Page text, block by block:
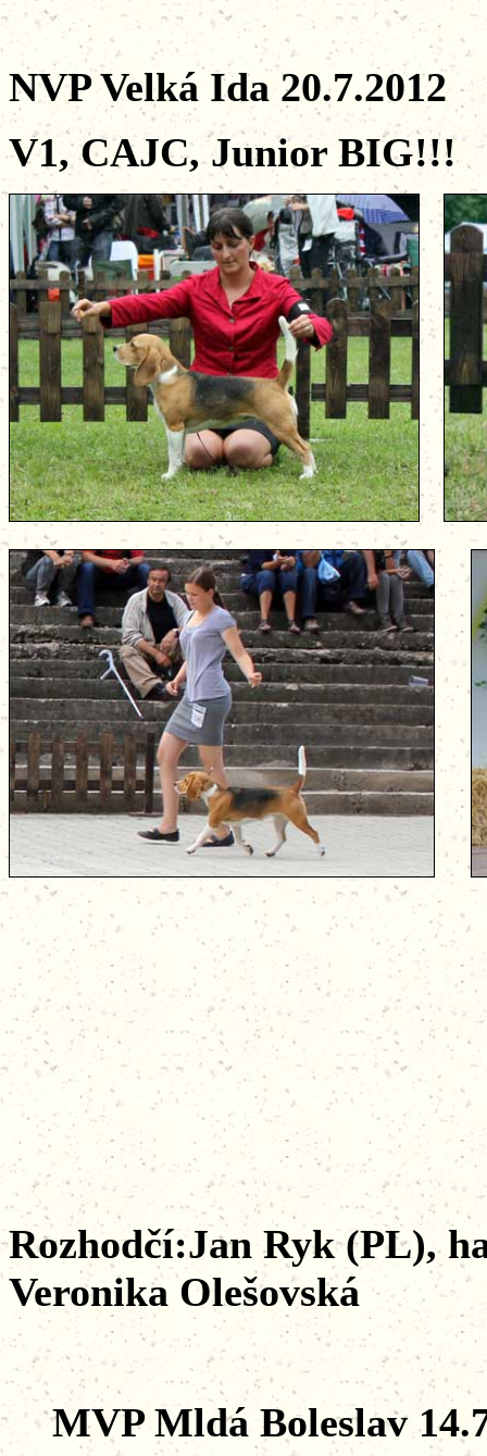
NVP Velká Ida 20.7.2012
V1, CAJC, Junior BIG!!!
Rozhodčí:Jan Ryk (PL),
Veronika Olešovská
MVP Mldá Boleslav